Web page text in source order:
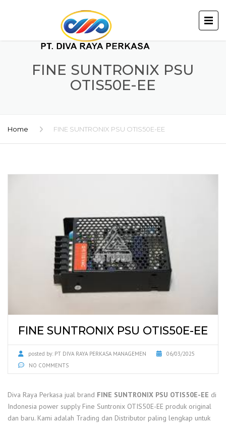
FINE SUNTRONIX PSU
OTIS50E-EE
Home FINE SUNTRONIX PSU OTIS50E-EE
FINE SUNTRONIX PSU OTIS50E-EE
posted by: PT DIVA RAYA PERKASA MANAGEMEN
06/03/2025
NO COMMENTS
Diva Raya Perkasa jual brand FINE SUNTRONIX PSU OTIS50E-EE di
Indonesia power supply Fine Suntronix OTIS50E-EE produk original
dan baru. Kami adalah Trading dan Distributor paling lengkap untuk